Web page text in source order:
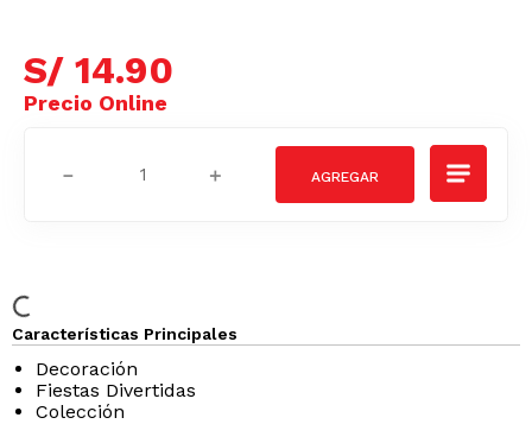
S/ 14.90
＋
－
Características Principales
Decoración
Fiestas Divertidas
Colección